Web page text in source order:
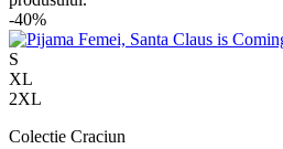
-40%
S
XL
2XL
Colectie Craciun